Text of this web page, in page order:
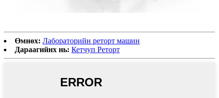
Өмнөх: Лабораторийн реторт машин
Дараагийнх нь: Кетчуп Реторт